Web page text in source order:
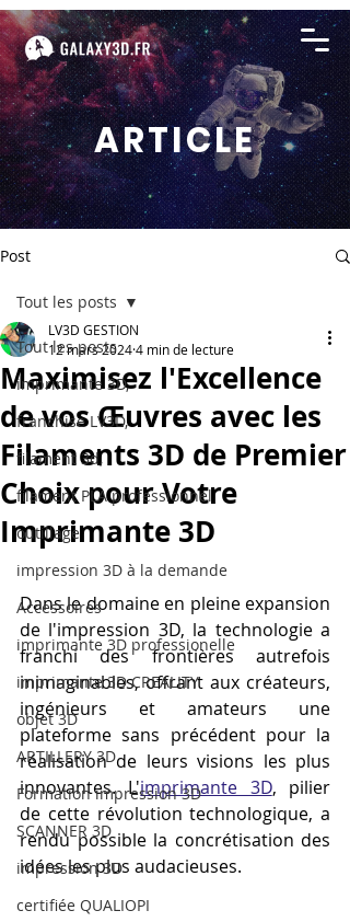
ARTICLE
Post
Tout les posts
imprimante 3D,
franchise LV3D,
filament 3d,
filament PLA professionnel
outillage
impression 3D à la demande
Accessoires
imprimante 3D professionelle
imprimante 3D CREALITY
objet 3D
ARTILLERY 3D
Formation impression 3D
SCANNER 3D
impression 3D
certifiée QUALIOPI
Tout les posts
Maximisez l'Excellence
de vos Œuvres avec les
Filaments 3D de Premier
Choix pour Votre
Imprimante 3D
LV3D GESTION
12 mars 20244 min de lecture
Dans le domaine en pleine expansion
de l'impression 3D, la technologie a
franchi des frontières autrefois
inimaginables, offrant aux créateurs,
ingénieurs et amateurs une
plateforme sans précédent pour la
réalisation de leurs visions les plus
innovantes. L'imprimante 3D, pilier
de cette révolution technologique, a
rendu possible la concrétisation des
idées les plus audacieuses.